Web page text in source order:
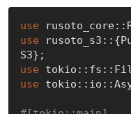
use
use
use
use